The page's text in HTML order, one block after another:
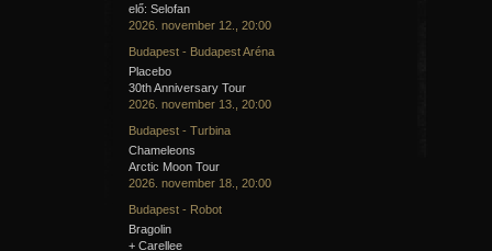
elő: Selofan
2026. november 12., 20:00
Budapest - Budapest Aréna
Placebo
30th Anniversary Tour
2026. november 13., 20:00
Budapest - Turbina
Chameleons
Arctic Moon Tour
2026. november 18., 20:00
Budapest - Robot
Bragolin
+ Carellee